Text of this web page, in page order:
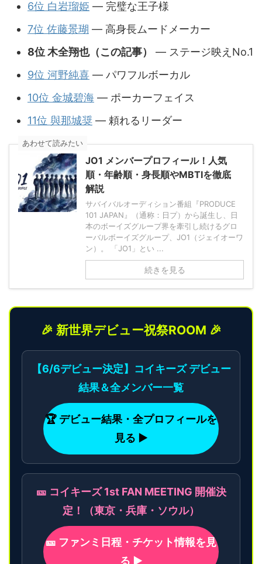
6位 白岩瑠姫 — 完璧な王子様
7位 佐藤景瑚 — 高身長ムードメーカー
8位 木全翔也（この記事）
— ステージ映えNo.1
9位 河野純喜 — パワフルボーカル
10位 金城碧海 — ポーカーフェイス
11位 與那城奨 — 頼れるリーダー
あわせて読みたい
JO1 メンバープロフィール！人気
順・年齢順・身長順やMBTIを徹底
解説
サバイバルオーディション番組『PRODUCE
101 JAPAN』（通称：日プ）から誕生し、日
本のボーイズグループ界を牽引し続けるグロ
ーバルボーイズグループ、JO1（ジェイオーワ
ン）。 「JO1」とい ...
続きを見る
🎉 新世界デビュー祝祭ROOM 🎉
【6/6デビュー決定】コイキーズ デビュー
結果＆全メンバー一覧
🏆 デビュー結果・全プロフィールを
見る ▶
🎫 コイキーズ 1st FAN MEETING 開催決
定！（東京・兵庫・ソウル）
🎫 ファンミ日程・チケット情報を見
る ▶